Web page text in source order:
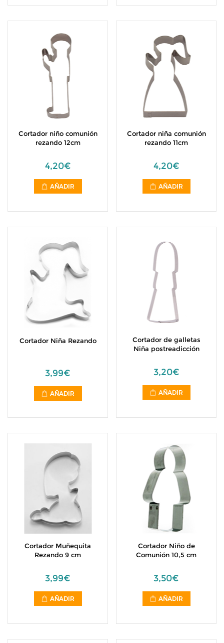
Cortador niño comunión
rezando 12cm
4,20€
AÑADIR
Cortador niña comunión
rezando 11cm
4,20€
AÑADIR
Cortador Niña Rezando
3,99€
AÑADIR
Cortador de galletas
Niña postreadicción
3,20€
AÑADIR
Cortador Muñequita
Rezando 9 cm
3,99€
AÑADIR
Cortador Niño de
Comunión 10,5 cm
3,50€
AÑADIR